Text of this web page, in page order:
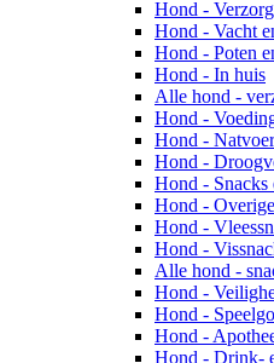
Hond -
Hond - Vacht
Hond - Poten
Hond - In huis
Alle hond -
Hond -
Hond - Natvoer
Hond -
Hond -
Hond -
Hond -
Hond -
Alle hond -
Hond -
Hond -
Hond -
Hond - Drink-